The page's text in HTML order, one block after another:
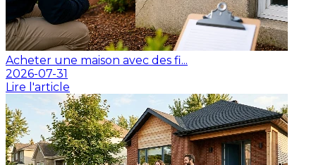
Acheter une maison avec des fi...
2026-07-31
Lire l'article